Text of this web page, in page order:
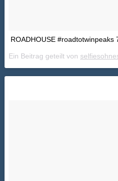
ROADHOUSE #roadtotwinpeaks
Ein Beitrag geteilt von